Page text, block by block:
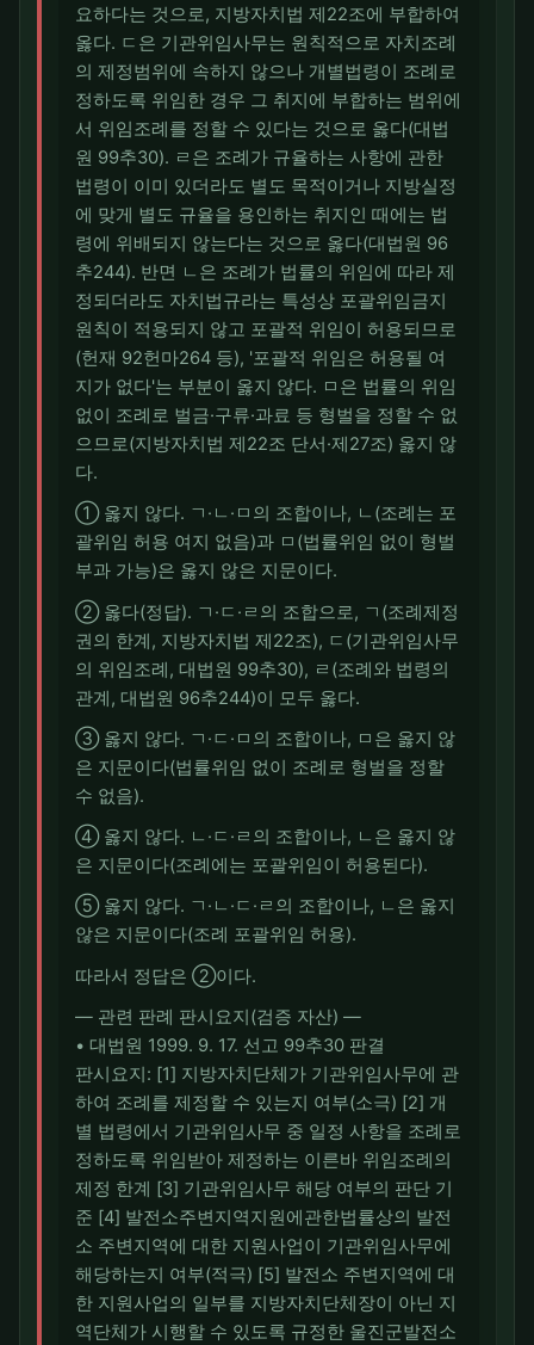
요하다는 것으로, 지방자치법 제22조에 부합하여
옳다. ㄷ은 기관위임사무는 원칙적으로 자치조례
의 제정범위에 속하지 않으나 개별법령이 조례로
정하도록 위임한 경우 그 취지에 부합하는 범위에
서 위임조례를 정할 수 있다는 것으로 옳다(대법
원 99추30). ㄹ은 조례가 규율하는 사항에 관한
법령이 이미 있더라도 별도 목적이거나 지방실정
에 맞게 별도 규율을 용인하는 취지인 때에는 법
령에 위배되지 않는다는 것으로 옳다(대법원 96
추244). 반면 ㄴ은 조례가 법률의 위임에 따라 제
정되더라도 자치법규라는 특성상 포괄위임금지
원칙이 적용되지 않고 포괄적 위임이 허용되므로
(헌재 92헌마264 등), '포괄적 위임은 허용될 여
지가 없다'는 부분이 옳지 않다. ㅁ은 법률의 위임
없이 조례로 벌금·구류·과료 등 형벌을 정할 수 없
으므로(지방자치법 제22조 단서·제27조) 옳지 않
다.
① 옳지 않다. ㄱ·ㄴ·ㅁ의 조합이나, ㄴ(조례는 포
괄위임 허용 여지 없음)과 ㅁ(법률위임 없이 형벌
부과 가능)은 옳지 않은 지문이다.
② 옳다(정답). ㄱ·ㄷ·ㄹ의 조합으로, ㄱ(조례제정
권의 한계, 지방자치법 제22조), ㄷ(기관위임사무
의 위임조례, 대법원 99추30), ㄹ(조례와 법령의
관계, 대법원 96추244)이 모두 옳다.
③ 옳지 않다. ㄱ·ㄷ·ㅁ의 조합이나, ㅁ은 옳지 않
은 지문이다(법률위임 없이 조례로 형벌을 정할
수 없음).
④ 옳지 않다. ㄴ·ㄷ·ㄹ의 조합이나, ㄴ은 옳지 않
은 지문이다(조례에는 포괄위임이 허용된다).
⑤ 옳지 않다. ㄱ·ㄴ·ㄷ·ㄹ의 조합이나, ㄴ은 옳지
않은 지문이다(조례 포괄위임 허용).
따라서 정답은 ②이다.
― 관련 판례 판시요지(검증 자산) ―
• 대법원 1999. 9. 17. 선고 99추30 판결
판시요지: [1] 지방자치단체가 기관위임사무에 관
하여 조례를 제정할 수 있는지 여부(소극) [2] 개
별 법령에서 기관위임사무 중 일정 사항을 조례로
정하도록 위임받아 제정하는 이른바 위임조례의
제정 한계 [3] 기관위임사무 해당 여부의 판단 기
준 [4] 발전소주변지역지원에관한법률상의 발전
소 주변지역에 대한 지원사업이 기관위임사무에
해당하는지 여부(적극) [5] 발전소 주변지역에 대
한 지원사업의 일부를 지방자치단체장이 아닌 지
역단체가 시행할 수 있도록 규정한 울진군발전소